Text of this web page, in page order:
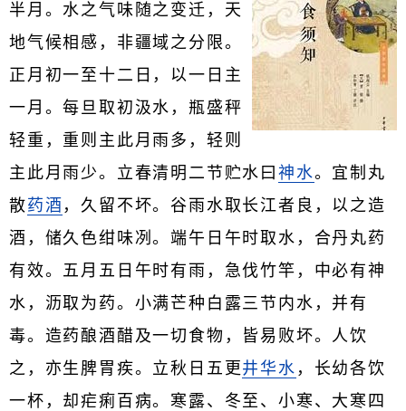
半月。水之气味随之变迁，天
地气候相感，非疆域之分限。
正月初一至十二日，以一日主
一月。每旦取初汲水，瓶盛秤
轻重，重则主此月雨多，轻则
主此月雨少。立春清明二节贮水曰 神水。宜制丸
散药酒 ，久留不坏。谷雨水取长江者良，以之造
酒，储久色绀味冽。端午日午时取水，合丹丸药
有效。五月五日午时有雨，急伐竹竿，中必有神
水，沥取为药。小满芒种白露三节内水，并有
毒。造药酿酒醋及一切食物，皆易败坏。人饮
之，亦生脾胃疾。立秋日五更 井华水 ，长幼各饮
一杯，却疟痢百病。寒露、冬至、小寒、大寒四